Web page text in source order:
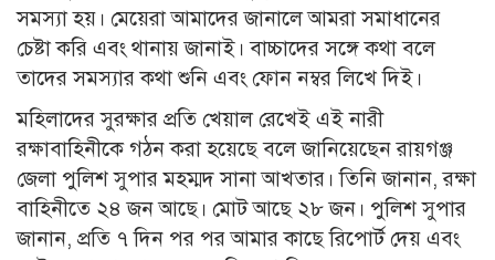
সমস্যা হয়। মেয়েরা আমাদের জানালে আমরা সমাধানের
চেষ্টা করি এবং থানায় জানাই। বাচ্চাদের সঙ্গে কথা বলে
তাদের সমস্যার কথা শুনি এবং ফোন নম্বর লিখে দিই।
মহিলাদের সুরক্ষার প্রতি খেয়াল রেখেই এই নারী
রক্ষাবাহিনীকে গঠন করা হয়েছে বলে জানিয়েছেন রায়গঞ্জ
জেলা পুলিশ সুপার মহম্মদ সানা আখতার। তিনি জানান, রক্ষা
বাহিনীতে ২৪ জন আছে। মোট আছে ২৮ জন। পুলিশ সুপার
জানান, প্রতি ৭ দিন পর পর আমার কাছে রিপোর্ট দেয় এবং